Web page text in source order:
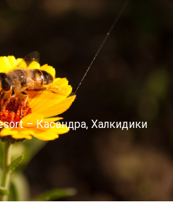
– Касандра, Халкидики